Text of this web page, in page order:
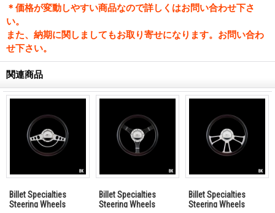
＊価格が変動しやすい商品なので詳しくはお問い合わせ下さ
い。
また、納期に関しましてもお取り寄せになります。お問い合わ
せ下さい。
関連商品
Billet Specialties
Steering Wheels
Billet Specialties
Steering Wheels
Billet Specialties
Steering Wheels